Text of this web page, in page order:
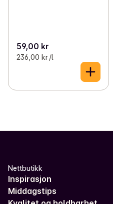
59,00 kr
236,00 kr /l
Nettbutikk
Inspirasjon
Middagstips